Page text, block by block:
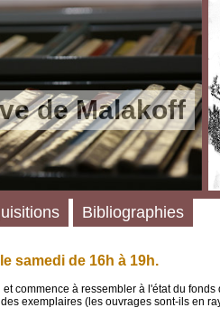
de Malakoff
samedi de 16h à 19h.
commence à ressembler à l'état du
exemplaires (les ouvrages sont-ils en
Bibliographies